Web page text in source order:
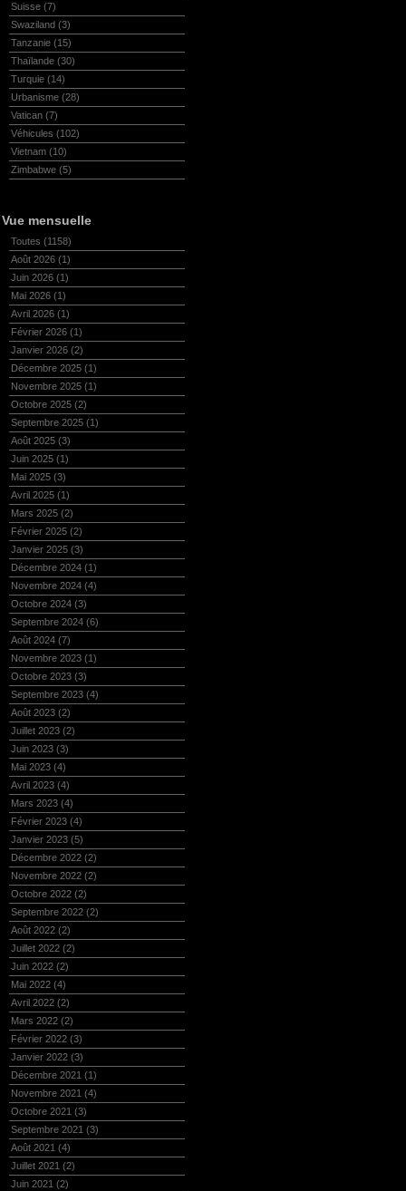
Suisse (7)
Swaziland (3)
Tanzanie (15)
Thaïlande (30)
Turquie (14)
Urbanisme (28)
Vatican (7)
Véhicules (102)
Vietnam (10)
Zimbabwe (5)
Vue mensuelle
Toutes (1158)
Août 2026 (1)
Juin 2026 (1)
Mai 2026 (1)
Avril 2026 (1)
Février 2026 (1)
Janvier 2026 (2)
Décembre 2025 (1)
Novembre 2025 (1)
Octobre 2025 (2)
Septembre 2025 (1)
Août 2025 (3)
Juin 2025 (1)
Mai 2025 (3)
Avril 2025 (1)
Mars 2025 (2)
Février 2025 (2)
Janvier 2025 (3)
Décembre 2024 (1)
Novembre 2024 (4)
Octobre 2024 (3)
Septembre 2024 (6)
Août 2024 (7)
Novembre 2023 (1)
Octobre 2023 (3)
Septembre 2023 (4)
Août 2023 (2)
Juillet 2023 (2)
Juin 2023 (3)
Mai 2023 (4)
Avril 2023 (4)
Mars 2023 (4)
Février 2023 (4)
Janvier 2023 (5)
Décembre 2022 (2)
Novembre 2022 (2)
Octobre 2022 (2)
Septembre 2022 (2)
Août 2022 (2)
Juillet 2022 (2)
Juin 2022 (2)
Mai 2022 (4)
Avril 2022 (2)
Mars 2022 (2)
Février 2022 (3)
Janvier 2022 (3)
Décembre 2021 (1)
Novembre 2021 (4)
Octobre 2021 (3)
Septembre 2021 (3)
Août 2021 (4)
Juillet 2021 (2)
Juin 2021 (2)